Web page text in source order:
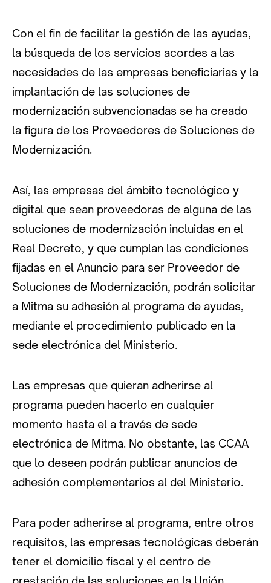
Con el fin de facilitar la gestión de las ayudas,
la búsqueda de los servicios acordes a las
necesidades de las empresas beneficiarias y la
implantación de las soluciones de
modernización subvencionadas se ha creado
la figura de los Proveedores de Soluciones de
Modernización.
Así, las empresas del ámbito tecnológico y
digital que sean proveedoras de alguna de las
soluciones de modernización incluidas en el
Real Decreto, y que cumplan las condiciones
fijadas en el Anuncio para ser Proveedor de
Soluciones de Modernización, podrán solicitar
a Mitma su adhesión al programa de ayudas,
mediante el procedimiento publicado en la
sede electrónica del Ministerio.
Las empresas que quieran adherirse al
programa pueden hacerlo en cualquier
momento hasta el a través de sede
electrónica de Mitma. No obstante, las CCAA
que lo deseen podrán publicar anuncios de
adhesión complementarios al del Ministerio.
Para poder adherirse al programa, entre otros
requisitos, las empresas tecnológicas deberán
tener el domicilio fiscal y el centro de